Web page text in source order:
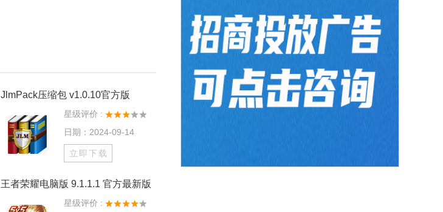
JlmPack压缩包 v1.0.10官方版
星级评价 :
日期：2024-09-14
立即下载
王者荣耀电脑版 9.1.1.1 官方最新版
星级评价 :